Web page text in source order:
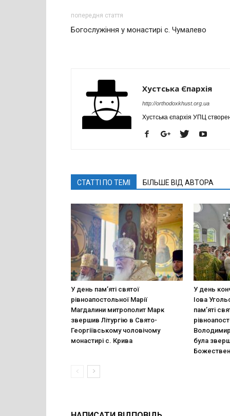
попередня стаття
Богослужіння у монастирі с. Чумалево
Хустська Єпархія
http://orthodoxkhust.org.ua
Хустська єпархія УПЦ
СТАТТІ ПО ТЕМІ БІЛЬШЕ ВІД АВТОРА
У день пам’яті святої
рівноапостольної Марії
Магдалини митрополит Марк
звершив Літургію в Свято-
Георгіївському чоловічому
монастирі с. Крива
У день
Іова
пам’яті
була